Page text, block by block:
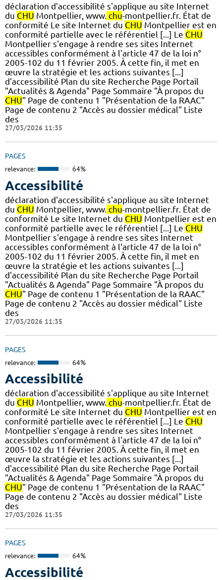
déclaration d'accessibilité s'applique au site Internet
du CHU Montpellier, www. chu-montpellier.fr. État de
conformité Le site Internet du CHU Montpellier est en
conformité partielle avec le référentiel [...] Le CHU
Montpellier s'engage à rendre ses sites Internet
accessibles conformément à l'article 47 de la loi n°
2005-102 du 11 février 2005. À cette fin, il met en
œuvre la stratégie et les actions suivantes [...]
d'accessibilité Plan du site Recherche Page Portail
"Actualités & Agenda" Page Sommaire "À propos du
CHU" Page de contenu 1 "Présentation de la RAAC"
Page de contenu 2 "Accès au dossier médical" Liste
des
27/03/2026 11:35
PAGES
relevance: 64%
Accessibilité
déclaration d'accessibilité s'applique au site Internet
du CHU Montpellier, www. chu-montpellier.fr. État de
conformité Le site Internet du CHU Montpellier est en
conformité partielle avec le référentiel [...] Le CHU
Montpellier s'engage à rendre ses sites Internet
accessibles conformément à l'article 47 de la loi n°
2005-102 du 11 février 2005. À cette fin, il met en
œuvre la stratégie et les actions suivantes [...]
d'accessibilité Plan du site Recherche Page Portail
"Actualités & Agenda" Page Sommaire "À propos du
CHU" Page de contenu 1 "Présentation de la RAAC"
Page de contenu 2 "Accès au dossier médical" Liste
des
27/03/2026 11:35
PAGES
relevance: 64%
Accessibilité
déclaration d'accessibilité s'applique au site Internet
du CHU Montpellier, www. chu-montpellier.fr. État de
conformité Le site Internet du CHU Montpellier est en
conformité partielle avec le référentiel [...] Le CHU
Montpellier s'engage à rendre ses sites Internet
accessibles conformément à l'article 47 de la loi n°
2005-102 du 11 février 2005. À cette fin, il met en
œuvre la stratégie et les actions suivantes [...]
d'accessibilité Plan du site Recherche Page Portail
"Actualités & Agenda" Page Sommaire "À propos du
CHU" Page de contenu 1 "Présentation de la RAAC"
Page de contenu 2 "Accès au dossier médical" Liste
des
27/03/2026 11:35
PAGES
relevance: 64%
Accessibilité